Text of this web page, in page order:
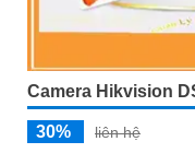
Camera Hikvision
30% liên hệ